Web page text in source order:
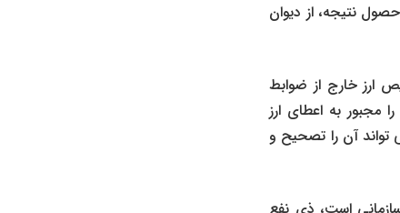
نتیجه، از دیوان
ارز خارج از ضوابط
مجبور به اعطای ارز
تواند آن را تصحیح و